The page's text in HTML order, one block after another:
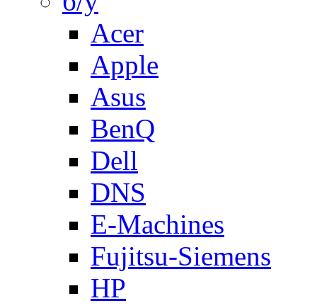
Acer
Apple
Asus
BenQ
Dell
DNS
E-Machines
Fujitsu-Siemens
HP